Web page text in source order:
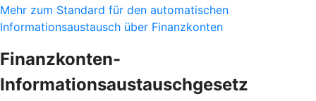
Mehr zum Standard für den automatischen
Informationsaustausch über Finanzkonten
Finanzkonten-
Informationsaustauschgesetz